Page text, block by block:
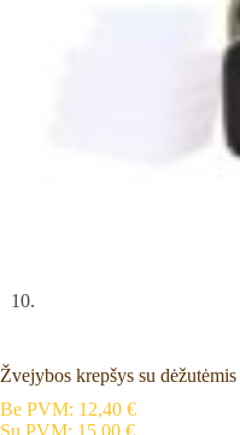
Žvejybos krepšys su
Be PVM: 12,40 €